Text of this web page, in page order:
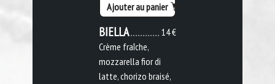
Ajouter au panier
14 €
BIELLA
Crème fraîche,
mozzarella fior di
latte, chorizo braisé,